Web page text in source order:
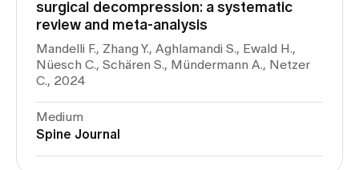
surgical decompression: a systematic
review and meta-analysis
Mandelli F., Zhang Y., Aghlamandi S., Ewald H.,
Nüesch C., Schären S., Mündermann A., Netzer
C., 2024
Medium
Spine Journal